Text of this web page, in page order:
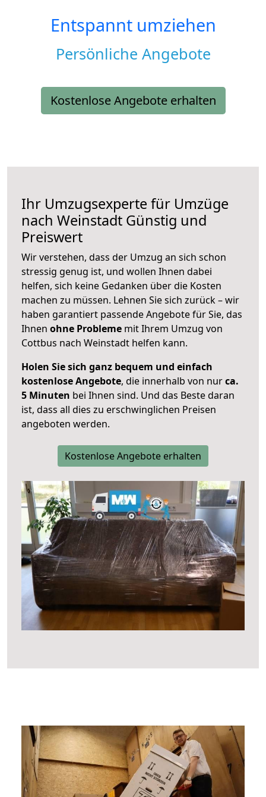
Entspannt umziehen
Persönliche Angebote
Kostenlose Angebote erhalten
Ihr Umzugsexperte für Umzüge
nach Weinstadt Günstig und
Preiswert
Wir verstehen, dass der Umzug an sich schon
stressig genug ist, und wollen Ihnen dabei
helfen, sich keine Gedanken über die Kosten
machen zu müssen. Lehnen Sie sich zurück – wir
haben garantiert passende Angebote für Sie, das
Ihnen ohne Probleme mit Ihrem Umzug von
Cottbus nach Weinstadt helfen kann.
Holen Sie sich ganz bequem und einfach
kostenlose Angebote, die innerhalb von nurca.
5 Minuten bei Ihnen sind. Und das Beste daran
ist, dass all dies zu erschwinglichen Preisen
angeboten werden.
Kostenlose Angebote erhalten